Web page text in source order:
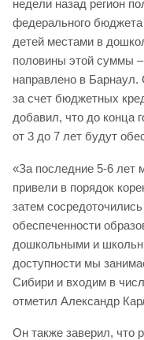
недели назад регион
федерального
детей местами в
половины этой суммы
направлено в Барнаул.
за счет бюджетных
добавил, что до конца
от 3 до 7 лет будут
«За последние 5-6 лет
привели в порядок
затем
обеспеченности
дошкольными и
доступности мы
Сибири и входим в
отметил Александр
Он также заверил, что